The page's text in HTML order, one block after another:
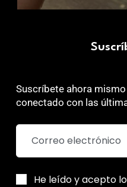
Suscríbete ahora
conectado con las
He leído y acepto